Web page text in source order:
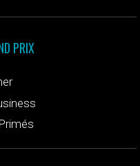
PRIX